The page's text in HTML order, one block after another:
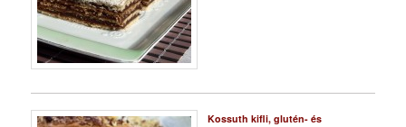
Kossuth kifli, glutén- és